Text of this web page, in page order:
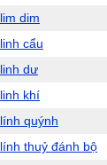
lim dim
linh cẩu
linh dư
linh khí
lính quýnh
lính thuỷ đánh bộ